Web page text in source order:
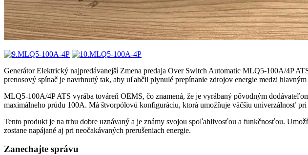
Generátor Elektrický najpredávanejší Zmena predaja Over Switch Automatic MLQ5-100A/4P
prenosový spínač je navrhnutý tak, aby uľahčil plynulé prepínanie zdrojov energie medzi
MLQ5-100A/4P ATS vyrába továreň OEMS, čo znamená, že je vyrábaný pôvodným
maximálneho prúdu 100A. Má štvorpólovú konfiguráciu, ktorá umožňuje väčšiu univerzálnosť pri
Tento produkt je na trhu dobre uznávaný a je známy svojou spoľahlivosťou a funkčnosťou.
zostane napájané aj pri neočakávaných prerušeniach energie.
Zanechajte správu